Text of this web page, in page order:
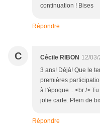
continuation ! Bises
Répondre
C Cécile RIBON 12/03/
3 ans! Déjà! Que le
premières
à l'époque ...<br />
jolie carte. Plein de
Répondre